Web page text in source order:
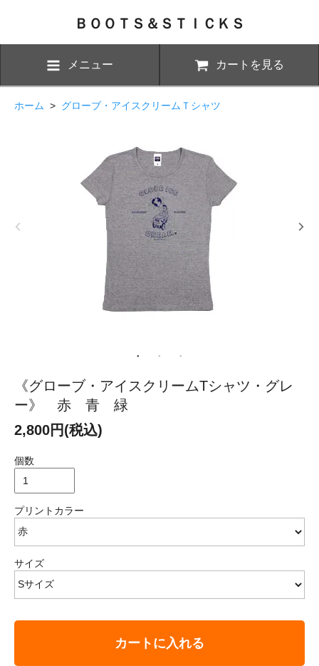
ＢＯＯＴＳ＆ＳＴＩＣＫＳ
メニュー カートを見る
ホーム > グローブ・アイスクリームＴシャツ
《グローブ・アイスクリームTシャツ・グレ
ー》 赤 青 緑
2,800円(税込)
個数
プリントカラー
サイズ
カートに入れる